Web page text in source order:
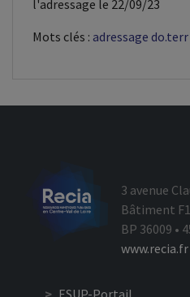
l'adressage le 22/09/23
Mots clés : adressage do.terr
3 avenue
Bâtiment F1
BP 36009 •
www.recia.fr